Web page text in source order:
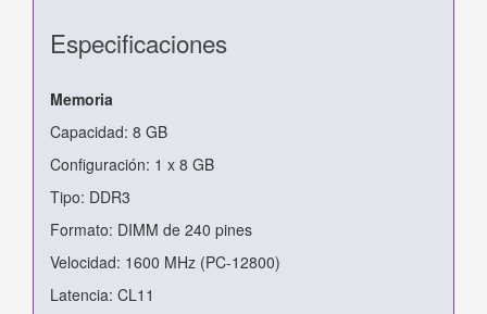
Especificaciones
Memoria
Capacidad: 8 GB
Configuración: 1 x 8 GB
Tipo: DDR3
Formato: DIMM de 240 pines
Velocidad: 1600 MHz (PC-12800)
Latencia: CL11